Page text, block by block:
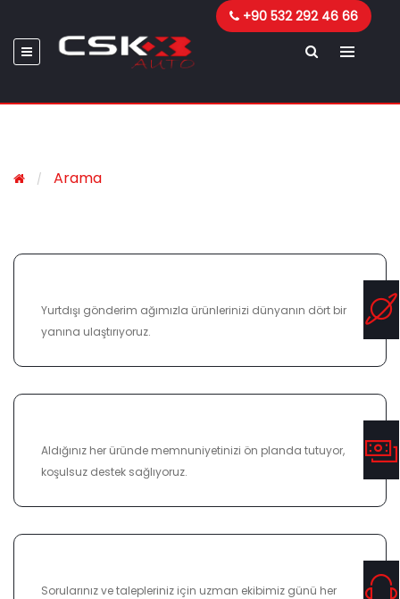
+90 532 292 46 66
Arama
Yurtdışı gönderim ağımızla ürünlerinizi dünyanın dört bir
yanına ulaştırıyoruz.
Aldığınız her üründe memnuniyetinizi ön planda tutuyor,
koşulsuz destek sağlıyoruz.
Sorularınız ve talepleriniz için uzman ekibimiz günü her